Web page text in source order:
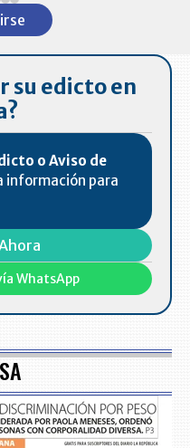
su edicto en
o Aviso de
información para
WhatsApp